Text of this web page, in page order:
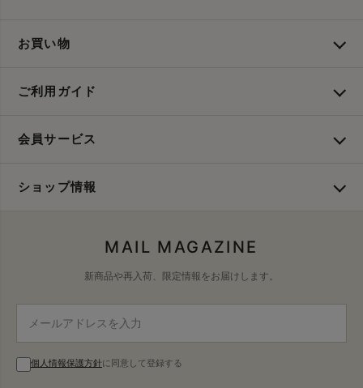
お買い物
ご利用ガイド
会員サービス
ショップ情報
MAIL MAGAZINE
新商品や再入荷、限定情報をお届けします。
個人情報保護方針に同意して登録する